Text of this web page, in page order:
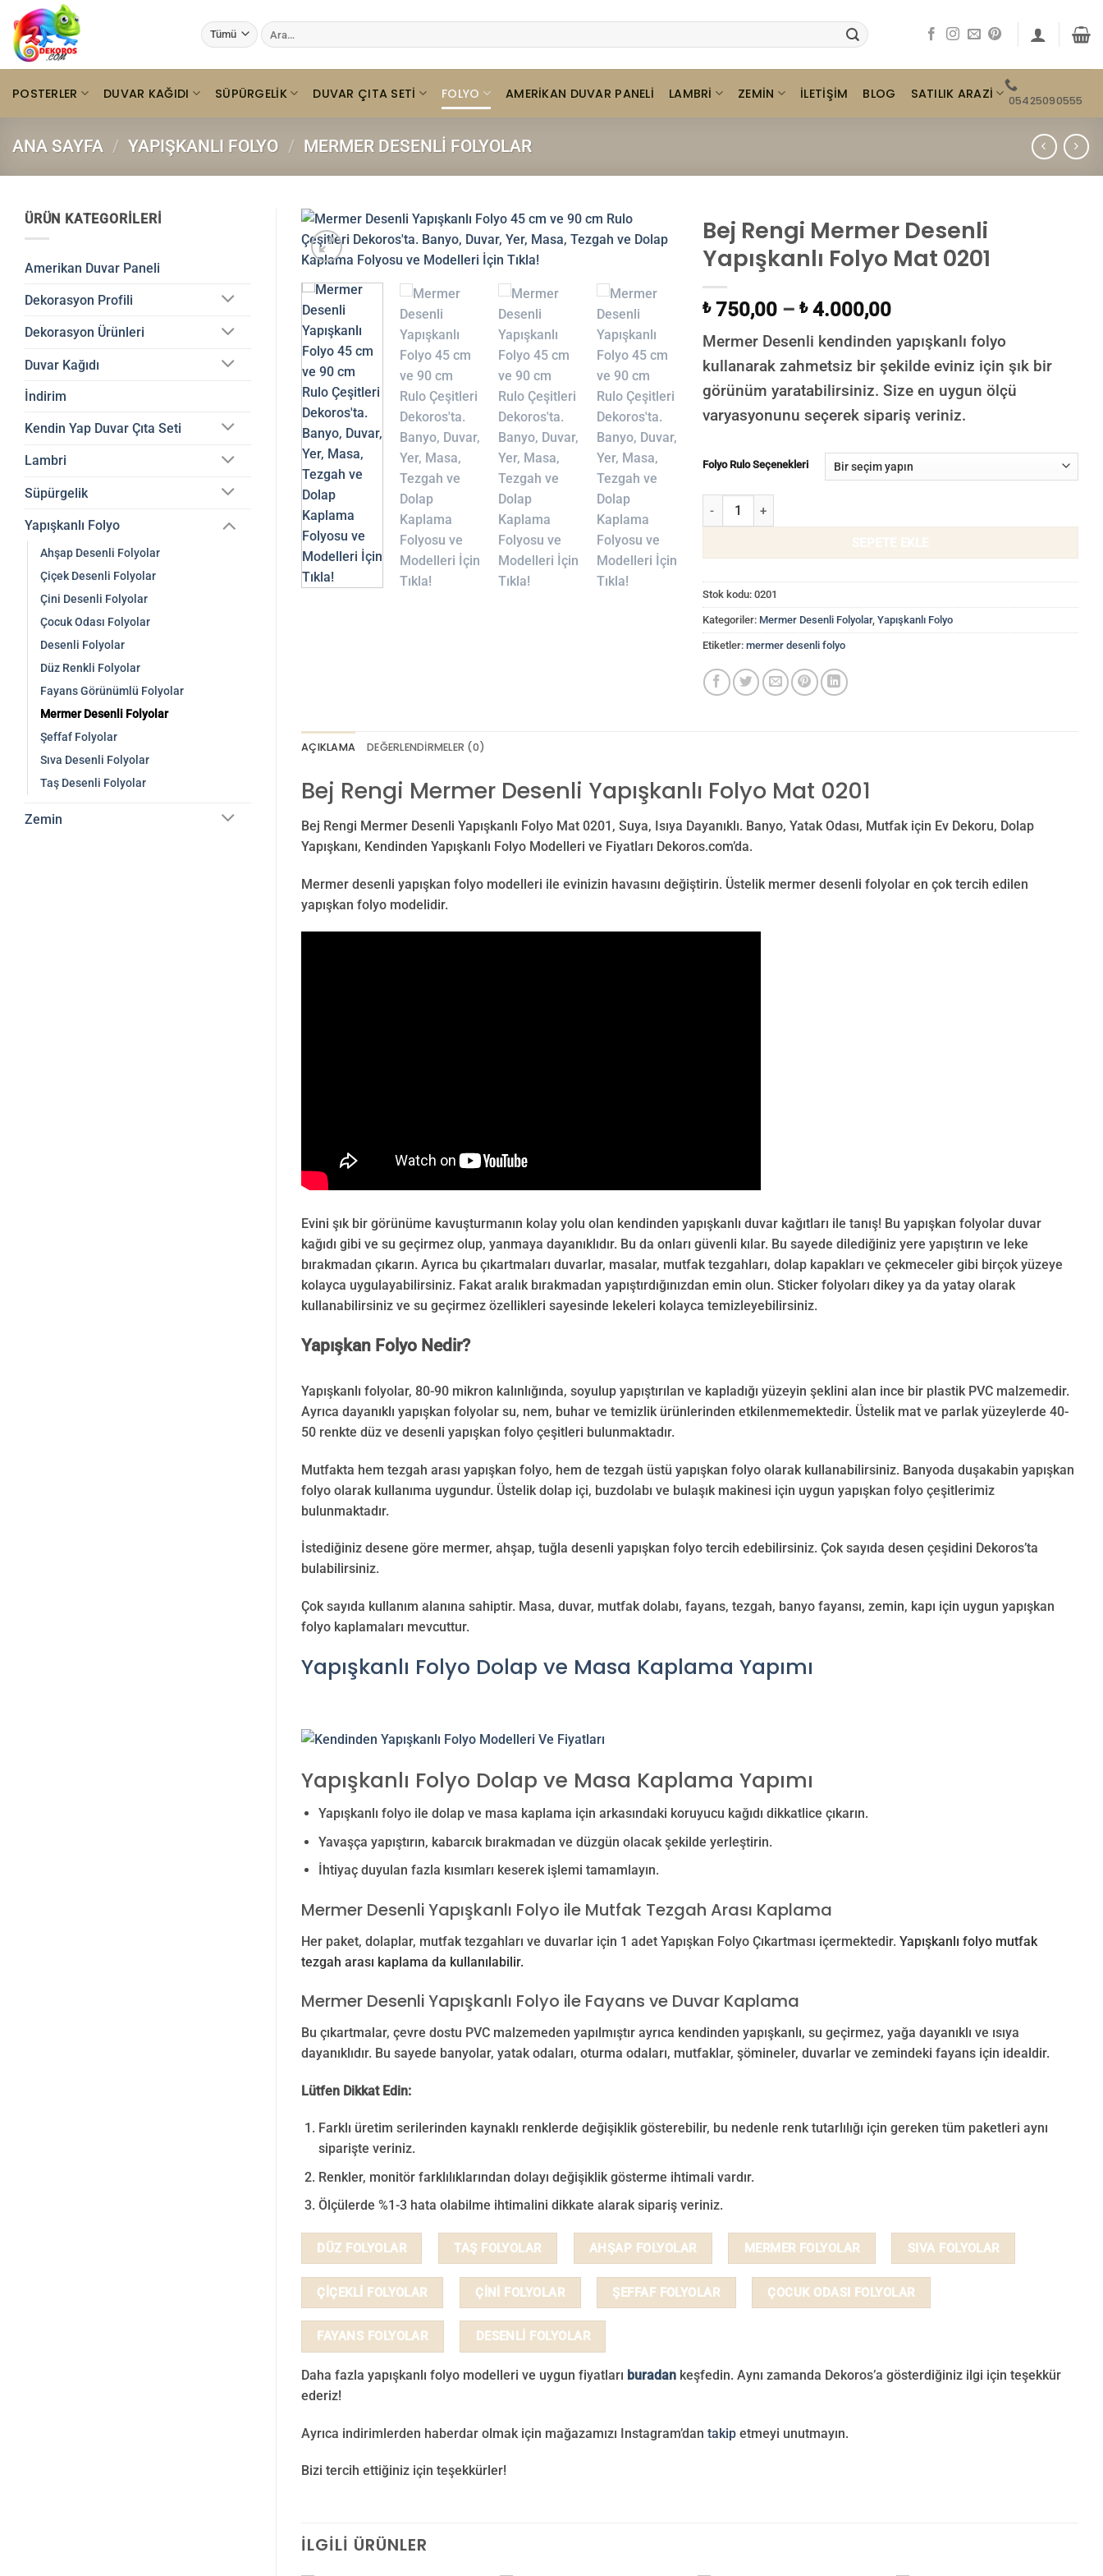
İçeriğe
atla
Ara:
POSTERLER DUVAR KAĞIDI SÜPÜRGELIK DUVAR ÇITA SETI FOLYO AMERIKAN DUVAR PANELI LAMBRI ZEMIN İLETIŞIM BLOG SATILIK ARAZI 05425090555
ANA SAYFA / YAPIŞKANLI FOLYO / MERMER DESENLI FOLYOLAR
ÜRÜN KATEGORILERI
Amerikan Duvar Paneli
Dekorasyon Profili
Dekorasyon Ürünleri
Duvar Kağıdı
İndirim
Kendin Yap Duvar Çıta Seti
Lambri
Süpürgelik
Yapışkanlı Folyo
Ahşap Desenli Folyolar
Çiçek Desenli Folyolar
Çini Desenli Folyolar
Çocuk Odası Folyolar
Desenli Folyolar
Düz Renkli Folyolar
Fayans Görünümlü Folyolar
Mermer Desenli Folyolar
Şeffaf Folyolar
Sıva Desenli Folyolar
Taş Desenli Folyolar
Zemin
Bej Rengi Mermer Desenli
Yapışkanlı Folyo Mat 0201
₺750,00– ₺4.000,00
Mermer Desenli kendinden yapışkanlı folyo
kullanarak zahmetsiz bir şekilde eviniz için şık bir
görünüm yaratabilirsiniz. Size en uygun ölçü
varyasyonunu seçerek sipariş veriniz.
Folyo Rulo Seçenekleri
Bej Rengi Mermer Desenli Yapışkanlı Folyo Mat 0201 adet
Stok kodu: 0201
Kategoriler: Mermer Desenli Folyolar, Yapışkanlı Folyo
Etiketler: mermer desenli folyo
AÇIKLAMA DEĞERLENDIRMELER (0)
Bej Rengi Mermer Desenli Yapışkanlı Folyo Mat 0201
Bej Rengi Mermer Desenli Yapışkanlı Folyo Mat 0201, Suya, Isıya Dayanıklı. Banyo, Yatak Odası, Mutfak için Ev Dekoru, Dolap
Yapışkanı, Kendinden Yapışkanlı Folyo Modelleri ve Fiyatları Dekoros.com’da.
Mermer desenli yapışkan folyo modelleri ile evinizin havasını değiştirin. Üstelik mermer desenli folyolar en çok tercih edilen
yapışkan folyo modelidir.
Evini şık bir görünüme kavuşturmanın kolay yolu olan kendinden yapışkanlı duvar kağıtları ile tanış! Bu yapışkan folyolar duvar
kağıdı gibi ve su geçirmez olup, yanmaya dayanıklıdır. Bu da onları güvenli kılar. Bu sayede dilediğiniz yere yapıştırın ve leke
bırakmadan çıkarın. Ayrıca bu çıkartmaları duvarlar, masalar, mutfak tezgahları, dolap kapakları ve çekmeceler gibi birçok yüzeye
kolayca uygulayabilirsiniz. Fakat aralık bırakmadan yapıştırdığınızdan emin olun. Sticker folyoları dikey ya da yatay olarak
kullanabilirsiniz ve su geçirmez özellikleri sayesinde lekeleri kolayca temizleyebilirsiniz.
Yapışkan Folyo Nedir?
Yapışkanlı folyolar, 80-90 mikron kalınlığında, soyulup yapıştırılan ve kapladığı yüzeyin şeklini alan ince bir plastik PVC malzemedir.
Ayrıca dayanıklı yapışkan folyolar su, nem, buhar ve temizlik ürünlerinden etkilenmemektedir. Üstelik mat ve parlak yüzeylerde 40-
50 renkte düz ve desenli yapışkan folyo çeşitleri bulunmaktadır.
Mutfakta hem tezgah arası yapışkan folyo, hem de tezgah üstü yapışkan folyo olarak kullanabilirsiniz. Banyoda duşakabin yapışkan
folyo olarak kullanıma uygundur. Üstelik dolap içi, buzdolabı ve bulaşık makinesi için uygun yapışkan folyo çeşitlerimiz
bulunmaktadır.
İstediğiniz desene göre mermer, ahşap, tuğla desenli yapışkan folyo tercih edebilirsiniz. Çok sayıda desen çeşidini Dekoros’ta
bulabilirsiniz.
Çok sayıda kullanım alanına sahiptir. Masa, duvar, mutfak dolabı, fayans, tezgah, banyo fayansı, zemin, kapı için uygun yapışkan
folyo kaplamaları mevcuttur.
Yapışkanlı Folyo Dolap ve Masa Kaplama Yapımı
Yapışkanlı Folyo Dolap ve Masa Kaplama Yapımı
Yapışkanlı folyo ile dolap ve masa kaplama için arkasındaki koruyucu kağıdı dikkatlice çıkarın.
Yavaşça yapıştırın, kabarcık bırakmadan ve düzgün olacak şekilde yerleştirin.
İhtiyaç duyulan fazla kısımları keserek işlemi tamamlayın.
Mermer Desenli Yapışkanlı Folyo ile Mutfak Tezgah Arası Kaplama
Her paket, dolaplar, mutfak tezgahları ve duvarlar için 1 adet Yapışkan Folyo Çıkartması içermektedir. Yapışkanlı folyo mutfak
tezgah arası kaplama da kullanılabilir.
Mermer Desenli Yapışkanlı Folyo ile Fayans ve Duvar Kaplama
Bu çıkartmalar, çevre dostu PVC malzemeden yapılmıştır ayrıca kendinden yapışkanlı, su geçirmez, yağa dayanıklı ve ısıya
dayanıklıdır. Bu sayede banyolar, yatak odaları, oturma odaları, mutfaklar, şömineler, duvarlar ve zemindeki fayans için idealdir.
Lütfen Dikkat Edin:
Farklı üretim serilerinden kaynaklı renklerde değişiklik gösterebilir, bu nedenle renk tutarlılığı için gereken tüm paketleri aynı
siparişte veriniz.
Renkler, monitör farklılıklarından dolayı değişiklik gösterme ihtimali vardır.
Ölçülerde %1-3 hata olabilme ihtimalini dikkate alarak sipariş veriniz.
DÜZ FOLYOLAR TAŞ FOLYOLAR AHŞAP FOLYOLAR MERMER FOLYOLAR SIVA FOLYOLAR
ÇİÇEKLİ FOLYOLAR ÇİNİ FOLYOLAR ŞEFFAF FOLYOLAR ÇOCUK ODASI FOLYOLAR
FAYANS FOLYOLAR DESENLİ FOLYOLAR
Daha fazla yapışkanlı folyo modelleri ve uygun fiyatları buradan keşfedin. Aynı zamanda Dekoros’a gösterdiğiniz ilgi için teşekkür
ederiz!
Ayrıca indirimlerden haberdar olmak için mağazamızı Instagram’dan takip etmeyi unutmayın.
Bizi tercih ettiğiniz için teşekkürler!
İLGILI ÜRÜNLER